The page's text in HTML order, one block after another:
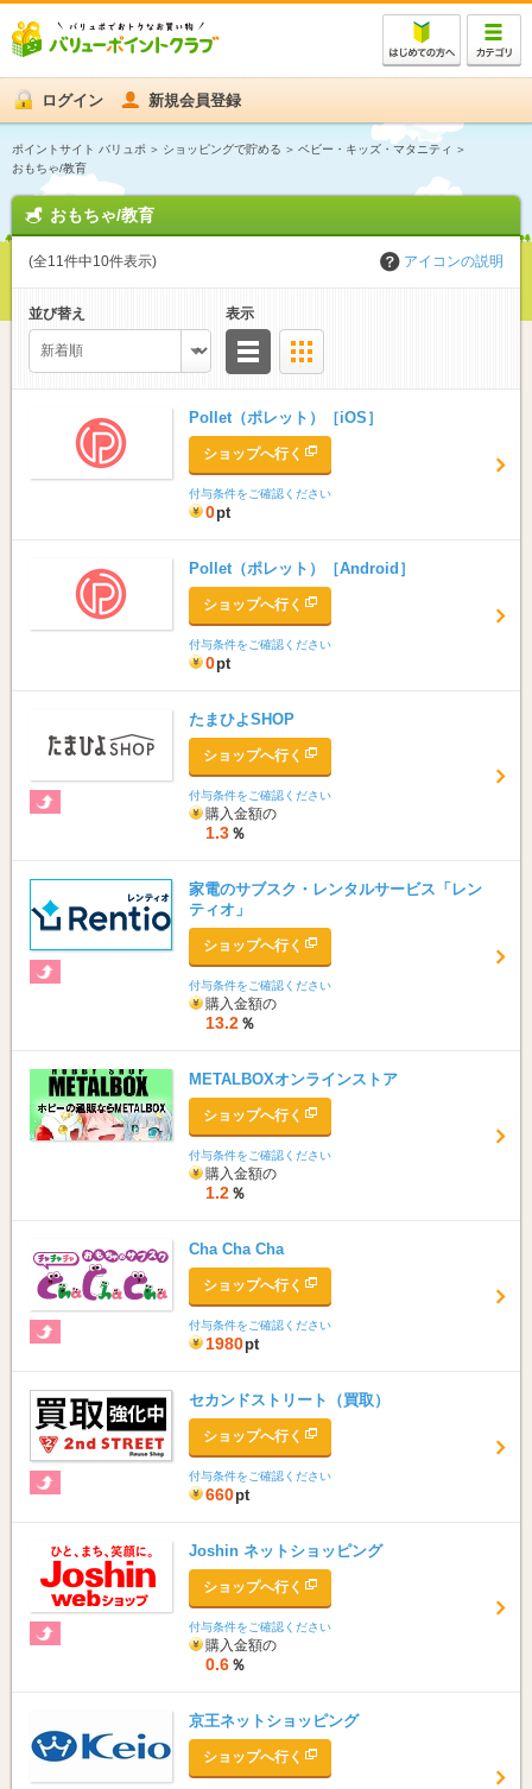
ログイン 新規会員登録
ポイントサイト バリュポ ショッピングで貯める
ベビー・キッズ・マタニティ
おもちゃ/教育
おもちゃ/教育
(全11件中10件表示) アイコンの説明
並び替え
表示
リスト
Pollet（ポレット）［iOS］
ショップへ行く
付与条件をご確認ください
0pt
Pollet（ポレット）［Android］
ショップへ行く
付与条件をご確認ください
0pt
たまひよSHOP
ショップへ行く
付与条件をご確認ください
購入金額の
1.3 ％
家電のサブスク・レンタルサービス「レン
ティオ」
ショップへ行く
付与条件をご確認ください
購入金額の
13.2 ％
METALBOXオンラインストア
ショップへ行く
付与条件をご確認ください
購入金額の
1.2 ％
Cha Cha Cha
ショップへ行く
付与条件をご確認ください
1980pt
セカンドストリート（買取）
ショップへ行く
付与条件をご確認ください
660pt
Joshin ネットショッピング
ショップへ行く
付与条件をご確認ください
購入金額の
0.6 ％
京王ネットショッピング
ショップへ行く